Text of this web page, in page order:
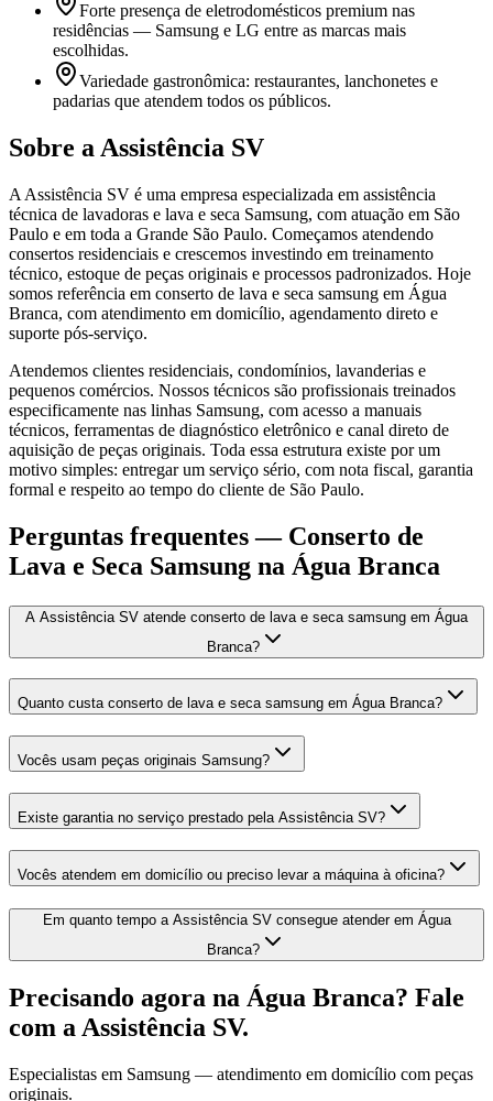
Forte presença de eletrodomésticos premium nas
residências — Samsung e LG entre as marcas mais
escolhidas.
Variedade gastronômica: restaurantes, lanchonetes e
padarias que atendem todos os públicos.
Sobre a Assistência SV
A Assistência SV é uma empresa especializada em assistência
técnica de lavadoras e lava e seca Samsung, com atuação em São
Paulo e em toda a Grande São Paulo. Começamos atendendo
consertos residenciais e crescemos investindo em treinamento
técnico, estoque de peças originais e processos padronizados. Hoje
somos referência em conserto de lava e seca samsung em Água
Branca, com atendimento em domicílio, agendamento direto e
suporte pós-serviço.
Atendemos clientes residenciais, condomínios, lavanderias e
pequenos comércios. Nossos técnicos são profissionais treinados
especificamente nas linhas Samsung, com acesso a manuais
técnicos, ferramentas de diagnóstico eletrônico e canal direto de
aquisição de peças originais. Toda essa estrutura existe por um
motivo simples: entregar um serviço sério, com nota fiscal, garantia
formal e respeito ao tempo do cliente de São Paulo.
Perguntas frequentes — Conserto de
Lava e Seca Samsung na Água Branca
A Assistência SV atende conserto de lava e seca samsung em Água
Branca?
Quanto custa conserto de lava e seca samsung em Água Branca?
Vocês usam peças originais Samsung?
Existe garantia no serviço prestado pela Assistência SV?
Vocês atendem em domicílio ou preciso levar a máquina à oficina?
Em quanto tempo a Assistência SV consegue atender em Água
Branca?
Precisando agora na Água Branca? Fale
com a Assistência SV.
Especialistas em Samsung — atendimento em domicílio com peças
originais.